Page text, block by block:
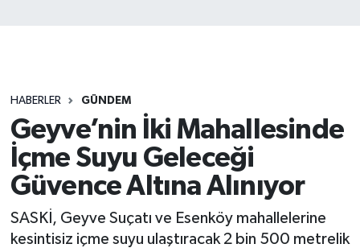
HABERLER GÜNDEM
Geyve’nin İki Mahallesinde
İçme Suyu Geleceği
Güvence Altına Alınıyor
SASKİ, Geyve Suçatı ve Esenköy mahallelerine
kesintisiz içme suyu ulaştıracak 2 bin 500 metrelik